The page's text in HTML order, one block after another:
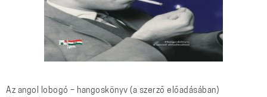
Az angol lobogó – hangoskönyv (a szerző előadásában)